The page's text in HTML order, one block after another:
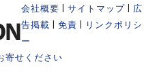
会社概要 サイトマップ
広
告掲載
免責
リンクポリシ
ー
寄せください